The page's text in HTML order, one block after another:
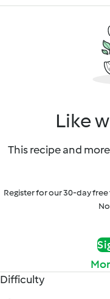
Like
This recipe and
Register for our 30-day
Difficulty